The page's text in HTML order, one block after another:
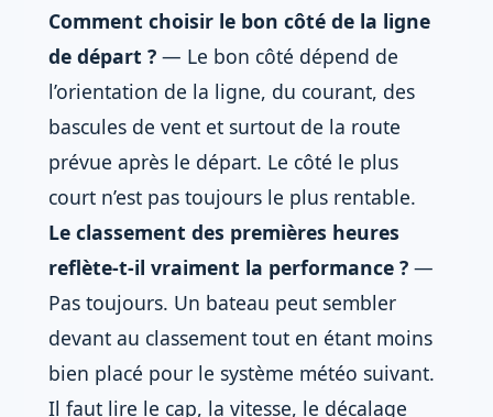
Comment choisir le bon côté de la ligne
de départ ? — Le bon côté dépend de
l’orientation de la ligne, du courant, des
bascules de vent et surtout de la route
prévue après le départ. Le côté le plus
court n’est pas toujours le plus rentable.
Le classement des premières heures
reflète-t-il vraiment la performance ? —
Pas toujours. Un bateau peut sembler
devant au classement tout en étant moins
bien placé pour le système météo suivant.
Il faut lire le cap, la vitesse, le décalage